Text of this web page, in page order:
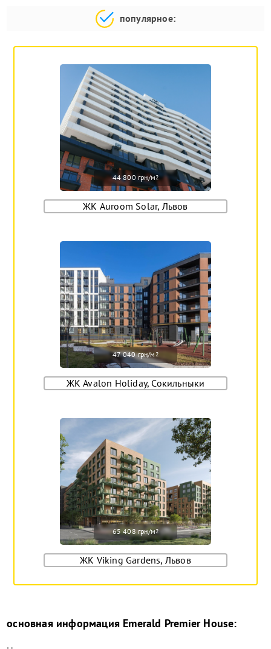
популярное:
44 800 грн/м2
ЖК Auroom Solar, Львов
47 040 грн/м2
ЖК Avalon Holiday, Сокильныки
65 408 грн/м2
ЖК Viking Gardens, Львов
основная информация Emerald Premier House: